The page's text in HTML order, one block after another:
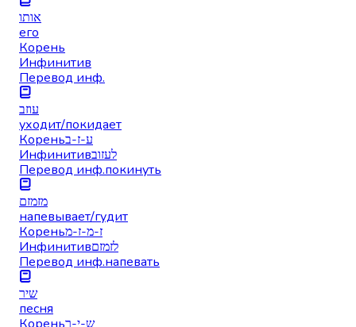
אותו
его
Корень
Инфинитив
Перевод инф.
עוזב
уходит/покидает
Кореньע-ז-ב
Инфинитивלעזוב
Перевод инф.покинуть
מזמזם
напевывает/гудит
Кореньז-מ-ז-מ
Инфинитивלזמזם
Перевод инф.напевать
שיר
песня